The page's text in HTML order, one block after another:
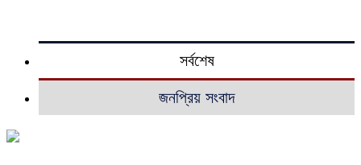
সর্বশেষ
জনপ্রিয় সংবাদ